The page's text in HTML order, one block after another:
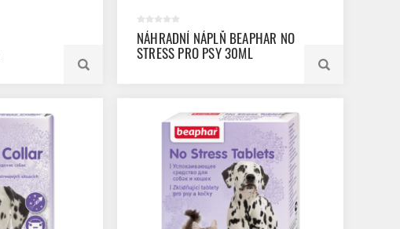
NÁHRADNÍ NÁPLŇ BEAPHAR NO
STRESS PRO PSY 30ML